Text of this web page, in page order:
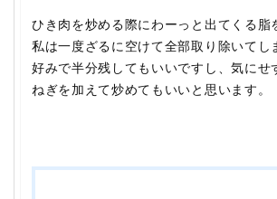
ひき肉を炒める際にわーっと出てくる脂
私は一度ざるに空けて全部取り除いてし
好みで半分残してもいいですし、気にせ
ねぎを加えて炒めてもいいと思います。